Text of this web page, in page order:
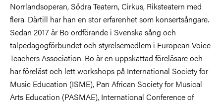
Norrlandsoperan, Södra Teatern, Cirkus, Riksteatern med
flera. Därtill har han en stor erfarenhet som konsertsångare.
Sedan 2017 är Bo ordförande i Svenska sång och
talpedagogförbundet och styrelsemedlem i European Voice
Teachers Association. Bo är en uppskattad föreläsare och
har föreläst och lett workshops på International Society for
Music Education (ISME), Pan African Society for Musical
Arts Education (PASMAE), International Conference of